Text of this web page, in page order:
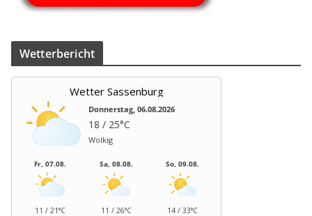
Wet­ter­be­richt
Wetter Sassenburg
Donnerstag, 06.08.2026
18 / 25°C
Wolkig
Fr, 07.08.
11 / 21°C
Sa, 08.08.
11 / 26°C
So, 09.08.
14 / 33°C